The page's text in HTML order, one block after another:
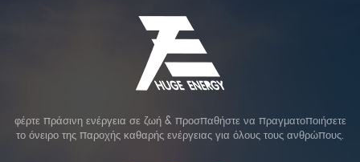
φέρτε πράσινη ενέργεια σε ζωή & προσπαθήστε να πραγματοποιήσετε
το όνειρο της παροχής καθαρής ενέργειας για όλους τους ανθρώπους.